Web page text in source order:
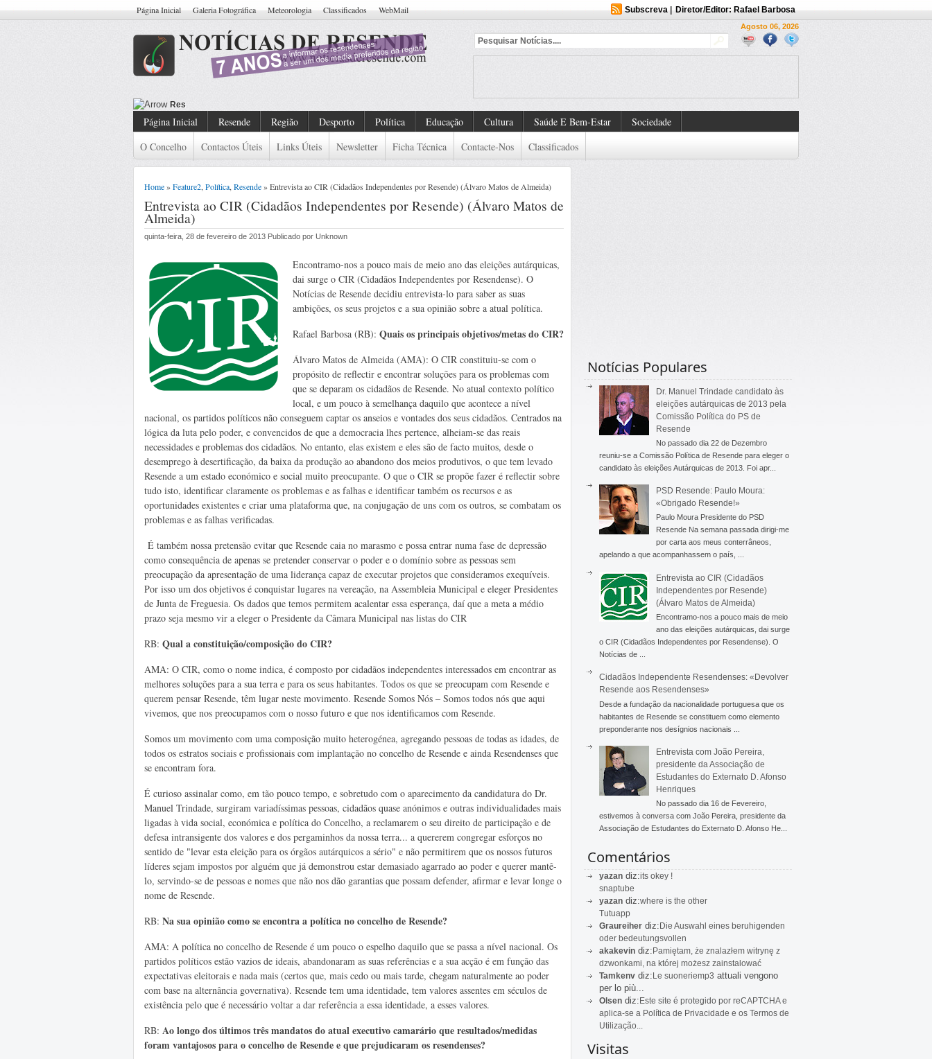
Página Inicial Galeria Fotográfica Meteorologia Classificados WebMail Subscreva| Diretor/Editor: Rafael Barbosa
Agosto 06, 2026
Resende: Detido Cidadão Com Mandado
Página Inicial Resende Região Desporto Política Educação Cultura Saúde E Bem-Estar
Sociedade
O Concelho
Contactos Úteis Links Úteis Newsletter Ficha Técnica Contacte-Nos Classificados
Home»Feature2 Política Resende» Entrevista ao CIR (Cidadãos Independentes por Resende) (Álvaro Matos de Almeida)
Entrevista ao CIR (Cidadãos Independentes por Resende) (Álvaro Matos de
Almeida)
quinta-feira, 28 de fevereiro de 2013 Publicado por Unknown
Encontramo-nos a pouco mais de meio ano das eleições autárquicas,
dai surge o CIR (Cidadãos Independentes por Resendense). O
Notícias de Resende decidiu entrevista-lo para saber as suas
ambições, os seus projetos e a sua opinião sobre a atual política.
Rafael Barbosa (RB): Quais os principais objetivos/metas do CIR?
Álvaro Matos de Almeida (AMA): O CIR constituiu-se com o
propósito de reflectir e encontrar soluções para os problemas com
que se deparam os cidadãos de Resende. No atual contexto político
local, e um pouco à semelhança daquilo que acontece a nível
nacional, os partidos políticos não conseguem captar os anseios e vontades dos seus cidadãos. Centrados na
lógica da luta pelo poder, e convencidos de que a democracia lhes pertence, alheiam-se das reais
necessidades e problemas dos cidadãos. No entanto, elas existem e eles são de facto muitos, desde o
desemprego à desertificação, da baixa da produção ao abandono dos meios produtivos, o que tem levado
Resende a um estado económico e social muito preocupante. O que o CIR se propõe fazer é reflectir sobre
tudo isto, identificar claramente os problemas e as falhas e identificar também os recursos e as
oportunidades existentes e criar uma plataforma que, na conjugação de uns com os outros, se combatam os
problemas e as falhas verificadas.
É também nossa pretensão evitar que Resende caia no marasmo e possa entrar numa fase de depressão
como consequência de apenas se pretender conservar o poder e o domínio sobre as pessoas sem
preocupação da apresentação de uma liderança capaz de executar projetos que consideramos exequíveis.
Por isso um dos objetivos é conquistar lugares na vereação, na Assembleia Municipal e eleger Presidentes
de Junta de Freguesia. Os dados que temos permitem acalentar essa esperança, daí que a meta a médio
prazo seja mesmo vir a eleger o Presidente da Câmara Municipal nas listas do CIR
RB: Qual a constituição/composição do CIR?
AMA: O CIR, como o nome indica, é composto por cidadãos independentes interessados em encontrar as
melhores soluções para a sua terra e para os seus habitantes. Todos os que se preocupam com Resende e
querem pensar Resende, têm lugar neste movimento. Resende Somos Nós – Somos todos nós que aqui
vivemos, que nos preocupamos com o nosso futuro e que nos identificamos com Resende.
Somos um movimento com uma composição muito heterogénea, agregando pessoas de todas as idades, de
todos os estratos sociais e profissionais com implantação no concelho de Resende e ainda Resendenses que
se encontram fora.
É curioso assinalar como, em tão pouco tempo, e sobretudo com o aparecimento da candidatura do Dr.
Manuel Trindade, surgiram variadíssimas pessoas, cidadãos quase anónimos e outras individualidades mais
ligadas à vida social, económica e política do Concelho, a reclamarem o seu direito de participação e de
defesa intransigente dos valores e dos pergaminhos da nossa terra... a quererem congregar esforços no
sentido de "levar esta eleição para os órgãos autárquicos a sério" e não permitirem que os nossos futuros
líderes sejam impostos por alguém que já demonstrou estar demasiado agarrado ao poder e querer mantê-
lo, servindo-se de pessoas e nomes que não nos dão garantias que possam defender, afirmar e levar longe o
nome de Resende.
RB: Nasua opinião como se encontra a política no concelho de Resende?
AMA: A política no concelho de Resende é um pouco o espelho daquilo que se passa a nível nacional. Os
partidos políticos estão vazios de ideais, abandonaram as suas referências e a sua acção é em função das
expectativas eleitorais e nada mais (certos que, mais cedo ou mais tarde, chegam naturalmente ao poder
com base na alternância governativa). Resende tem uma identidade, tem valores assentes em séculos de
existência pelo que é necessário voltar a dar referência a essa identidade, a esses valores.
RB: Ao longo dos últimos três mandatos do atual executivo camarário que resultados/medidas
foram vantajosos para o concelho de Resende e que prejudicaram os resendenses?
Notícias Populares
Dr. Manuel Trindade candidato às
eleições autárquicas de 2013 pela
Comissão Política do PS de
Resende
No passado dia 22 de Dezembro
reuniu-se a Comissão Política de Resende para eleger o
candidato às eleições Autárquicas de 2013. Foi apr...
PSD Resende: Paulo Moura:
«Obrigado Resende!»
Paulo Moura Presidente do PSD
Resende Na semana passada dirigi-me
por carta aos meus conterrâneos,
apelando a que acompanhassem o país, ...
Entrevista ao CIR (Cidadãos
Independentes por Resende)
(Álvaro Matos de Almeida)
Encontramo-nos a pouco mais de meio
ano das eleições autárquicas, dai surge
o CIR (Cidadãos Independentes por Resendense). O
Notícias de ...
Cidadãos Independente Resendenses: «Devolver
Resende aos Resendenses»
Desde a fundação da nacionalidade portuguesa que os
habitantes de Resende se constituem como elemento
preponderante nos desígnios nacionais ...
Entrevista com João Pereira,
presidente da Associação de
Estudantes do Externato D. Afonso
Henriques
No passado dia 16 de Fevereiro,
estivemos à conversa com João Pereira, presidente da
Associação de Estudantes do Externato D. Afonso He...
Comentários
yazan diz:its okey !
snaptube
yazan diz:where is the other
Tutuapp
Graureiher diz:Die Auswahl eines beruhigenden
oder bedeutungsvollen
akakevin diz:Pamiętam, że znalazłem witrynę z
dzwonkami, na której możesz zainstalować
Tamkenv diz:Le suoneriemp3 attuali vengono
per lo più...
Olsen diz:Este site é protegido por reCAPTCHA e
aplica-se a Política de Privacidade e os Termos de
Utilização...
Visitas